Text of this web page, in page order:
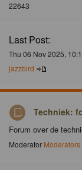
22643
Last Post:
Thu 06 Nov 2025,
jazzbird
Techniek:
Forum over de
Moderator Moderators